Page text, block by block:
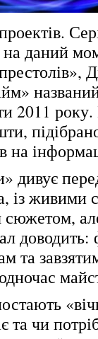
даний
2011
на
дивує
із живими
доводить:
та
та чи